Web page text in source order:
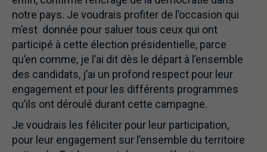
notre pays. Je voudrais profiter de l’occasion qui
m’est donnée pour saluer tous ceux qui ont
participé à cette élection présidentielle, parce
qu’en comme, je l’ai dit dès le départ à l’ensemble
des candidats, j’ai un profond respect pour leur
engagement et pour les différents programmes
qu’ils ont déroulé durant cette campagne.
Je voudrais les féliciter pour leur participation,
pour leur engagement sur l’ensemble du territoire